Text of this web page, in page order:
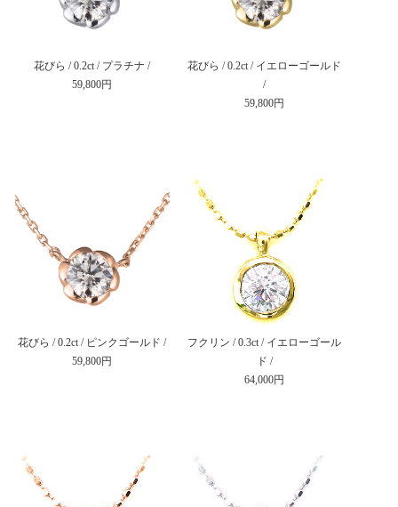
花びら / 0.2ct / プラチナ /
59,800円
花びら / 0.2ct / イエローゴールド
/
59,800円
花びら / 0.2ct / ピンクゴールド /
59,800円
フクリン / 0.3ct / イエローゴール
ド /
64,000円